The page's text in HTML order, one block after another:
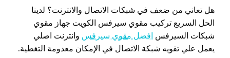
هل تعاني من ضعف في شبكات الاتصال والانترنت؟ لدينا
الحل السريع تركيب مقوي سيرفس الكويت جهاز مقوي
شبكات السيرفس
افضل مقوي سيرفس وانترنت اصلي
يعمل علي تقويه شبكة الاتصال في الإمكان معدومة التغطية.